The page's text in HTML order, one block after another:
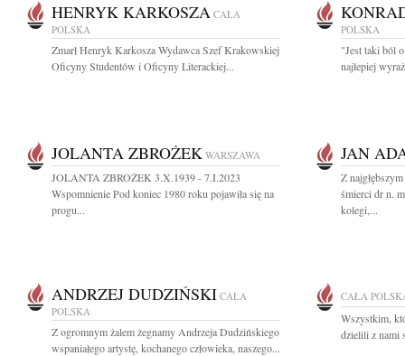
HENRYK KARKOSZA CAŁA
POLSKA
Zmarł Henryk Karkosza Wydawca Szef Krakowskiej
Oficyny Studentów i Oficyny Literackiej...
POLSKA
"Jest taki ból
najlepiej
JOLANTA ZBROŻEK WARSZAWA
JOLANTA ZBROŻEK 3.X.1939 - 7.I.2023
Wspomnienie Pod koniec 1980 roku pojawiła się na
progu...
JAN
Z
śmierci dr n.
kolegi,...
ANDRZEJ DUDZIŃSKI CAŁA
POLSKA
Z ogromnym żalem żegnamy Andrzeja Dudzińskiego
wspaniałego artystę, kochanego człowieka, naszego...
CAŁA
Wszystkim,
dzielili z nami